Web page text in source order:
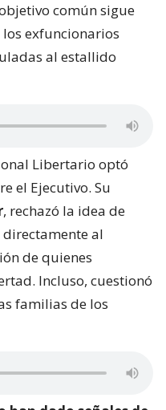
común sigue
exfuncionarios
al estallido
Libertario optó
el Ejecutivo. Su
, rechazó la idea de
al
de quienes
Incluso, cuestionó
familias de los